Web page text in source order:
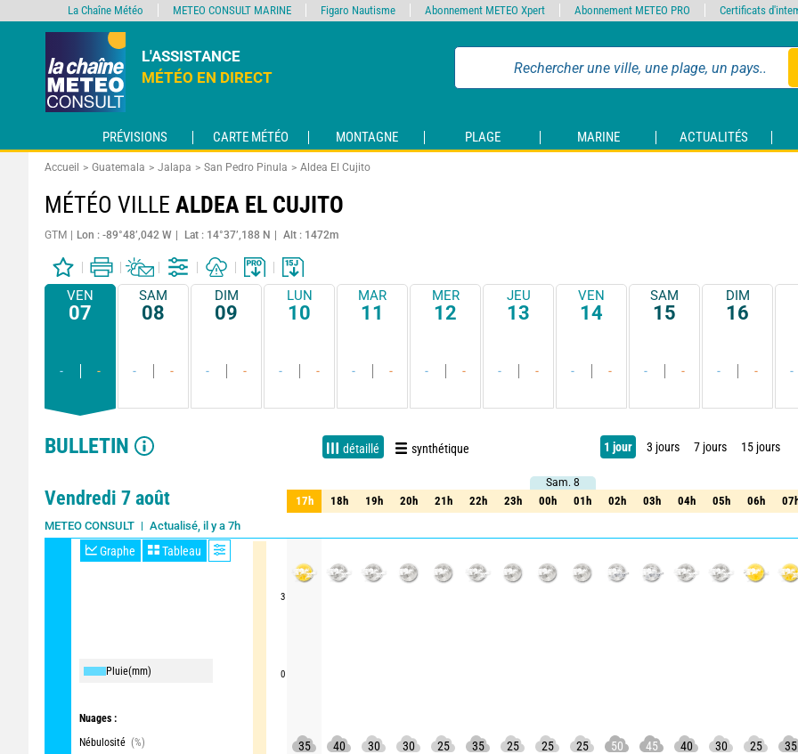
L'ASSISTANCE
MÉTÉO EN DIRECT
PRÉVISIONS CARTE MÉTÉO MONTAGNE PLAGE MARINE ACTUALITÉS
Accueil Guatemala Jalapa San Pedro Pinula Aldea El Cujito
MÉTÉO VILLE ALDEA EL CUJITO
GTM Lon : -89°48’,042 W Lat : 14°37’,188 N Alt : 1472m
VEN
07
- -
SAM
08
- -
DIM
09
- -
LUN
10
- -
MAR
11
- -
MER
12
- -
JEU
13
- -
VEN
14
- -
SAM
15
- -
DIM
16
- - -
BULLETIN détaillé synthétique 1 jour 3 jours 7 jours 15 jours
Vendredi 7 août
METEO CONSULT Actualisé, il y a 7h
Mise à jour imminente
Graphe Tableau
Pluie(mm)
Nuages :
Nébulosité (%)
3
0
Sam. 8
17h 18h 19h 20h 21h 22h 23h 00h 01h 02h 03h 04h 05h 06h
Sam. 8
17h 18h 19h 20h 21h 22h 23h 00h 01h 02h 03h 04h 05h 06h 07h
35 40 30 30 25 35 25 25 25 50 45 40 30 25 35
La Chaîne Météo METEO CONSULT MARINE Figaro Nautisme Abonnement METEO Xpert Abonnement METEO PRO Certificats